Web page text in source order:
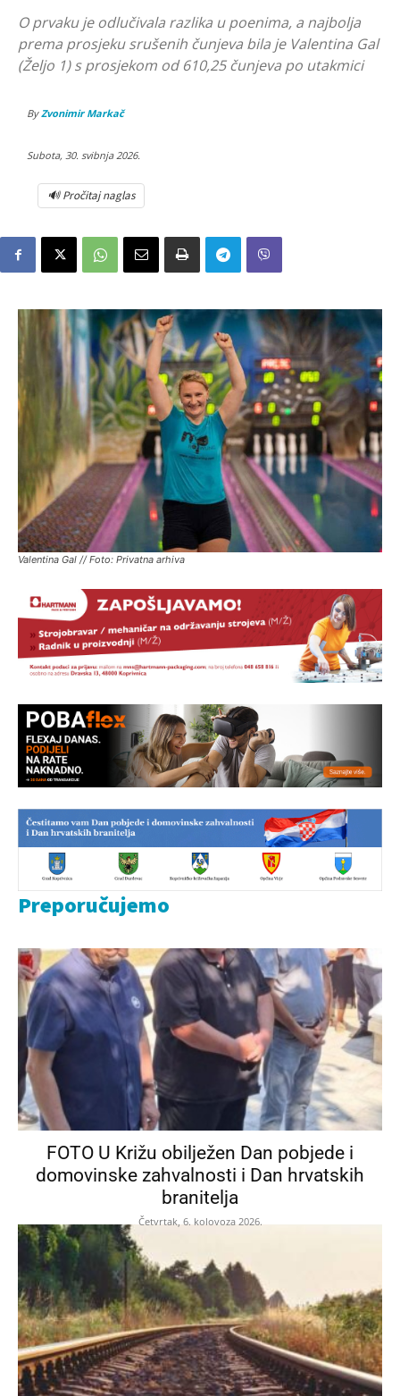
O prvaku je odlučivala razlika u poenima, a najbolja
prema prosjeku srušenih čunjeva bila je Valentina Gal
(Željo 1) s prosjekom od 610,25 čunjeva po utakmici
By Zvonimir Markač
Subota, 30. svibnja 2026.
🔊 Pročitaj naglas
Valentina Gal // Foto: Privatna arhiva
Preporučujemo
FOTO U Križu obilježen Dan pobjede i
domovinske zahvalnosti i Dan hrvatskih
branitelja
Četvrtak, 6. kolovoza 2026.